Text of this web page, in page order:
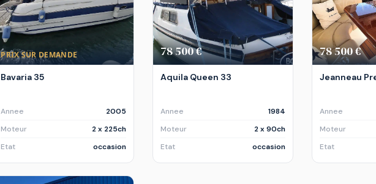
PRIX SUR DEMANDE
Bavaria 35
Annee
2005
Moteur
2 x 225ch
Etat
occasion
78 500 €
Aquila Queen 33
Annee
1984
Moteur
2 x 90ch
Etat
occasion
78 500 €
Jeanneau
Annee
Moteur
Etat